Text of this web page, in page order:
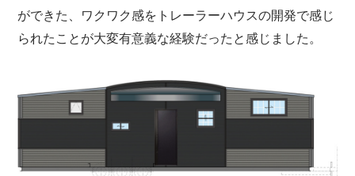
ができた、ワクワク感をトレーラーハウスの開発で感じ
られたことが大変有意義な経験だったと感じました。